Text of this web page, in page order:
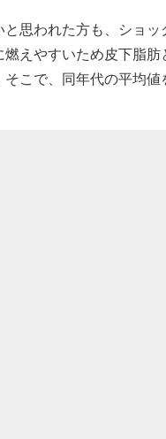
思われた方も、ショ
えやすいため皮下脂肪
そこで、同年代の平均